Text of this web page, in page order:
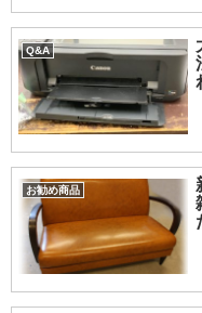
Q&A
お勧め商品